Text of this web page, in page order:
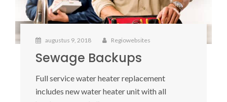
augustus 9, 2018 Regiowebsites
Sewage Backups
Full service water heater replacement
includes new water heater unit with all